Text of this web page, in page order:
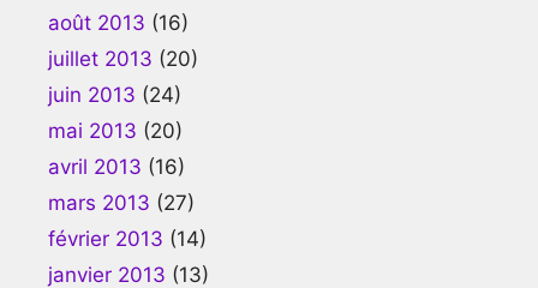
août 2013 (16)
juillet 2013 (20)
juin 2013 (24)
mai 2013 (20)
avril 2013 (16)
mars 2013 (27)
février 2013 (14)
janvier 2013 (13)